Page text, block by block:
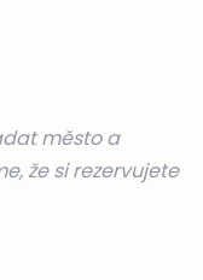
město a
že si rezervujete